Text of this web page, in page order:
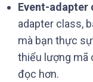
Event-adapter
adapter class,
mà bạn thực
thiểu lượng mã
đọc hơn.